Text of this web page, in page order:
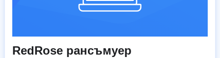
RedRose рансъмуер